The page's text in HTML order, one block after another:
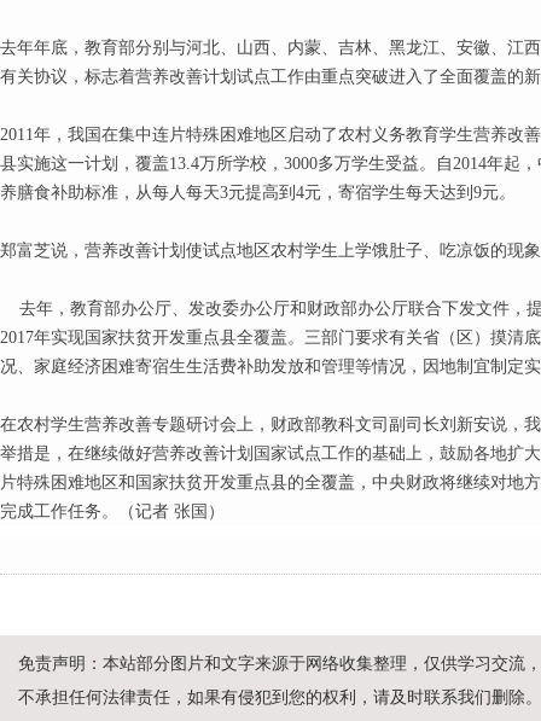
去年年底，教育部分别与河北、山西、内蒙、吉林、黑龙江、安徽、江
有关协议，标志着营养改善计划试点工作由重点突破进入了全面覆盖的
2011年，我国在集中连片特殊困难地区启动了农村义务教育学生营养改
县实施这一计划，覆盖13.4万所学校，3000多万学生受益。自2014年起
养膳食补助标准，从每人每天3元提高到4元，寄宿学生每天达到9元。
郑富芝说，营养改善计划使试点地区农村学生上学饿肚子、吃凉饭的现
去年，教育部办公厅、发改委办公厅和财政部办公厅联合下发文件，
2017年实现国家扶贫开发重点县全覆盖。三部门要求有关省（区）摸清
况、家庭经济困难寄宿生生活费补助发放和管理等情况，因地制宜制定
在农村学生营养改善专题研讨会上，财政部教科文司副司长刘新安说，
举措是，在继续做好营养改善计划国家试点工作的基础上，鼓励各地扩
片特殊困难地区和国家扶贫开发重点县的全覆盖，中央财政将继续对地
完成工作任务。（记者 张国）
免责声明：本站部分图片和文字来源于网络收集整理，仅供学习交流
不承担任何法律责任，如果有侵犯到您的权利，请及时联系我们删除。